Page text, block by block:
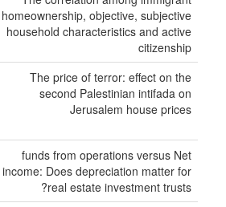
homeownership, objective, subjective
household characteristics and active
citizenship
The price of terror: effect on the
second Palestinian intifada on
Jerusalem house prices
funds from operations versus Net
income: Does depreciation matter for
real estate investment trusts?